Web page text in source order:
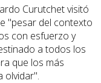
Curutchet visitó
"pesar del contexto
con esfuerzo y
a todos los
que los más
olvidar".